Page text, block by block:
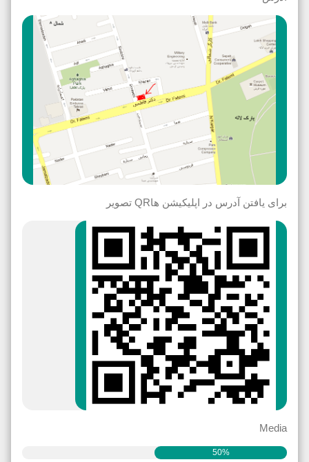
برای یافتن آدرس در اپلیکیشن هاQR تصویر
Media
50%